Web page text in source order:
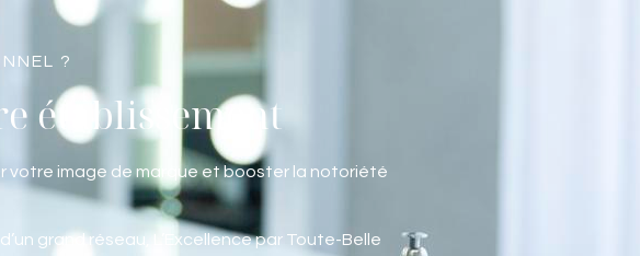
?
établissement
votre image de marque et booster la notoriété
grand réseau, L’Excellence par Toute-Belle